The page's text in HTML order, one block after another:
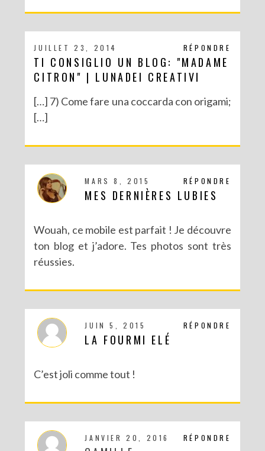
RÉPONDRE
JUILLET 23, 2014
TI CONSIGLIO UN BLOG: "MADAME
CITRON" | LUNADEI CREATIVI
[…] 7) Come fare una coccarda con origami;
[…]
RÉPONDRE
MARS 8, 2015
MES DERNIÈRES LUBIES
Wouah, ce mobile est parfait ! Je découvre
ton blog et j’adore. Tes photos sont très
réussies.
RÉPONDRE
JUIN 5, 2015
LA FOURMI ELÉ
C’est joli comme tout !
RÉPONDRE
JANVIER 20, 2016